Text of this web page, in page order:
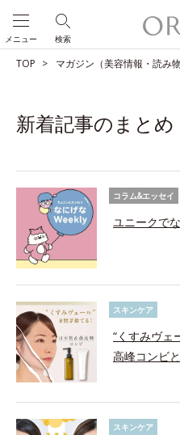
検索
メニュー
TOP マガジン（美容情報・読み物
新着記事のまとめ
コラム&エッセイ
ユニークで
スキンケア
“くすみヴェ
高峰コンビ
スキンケア